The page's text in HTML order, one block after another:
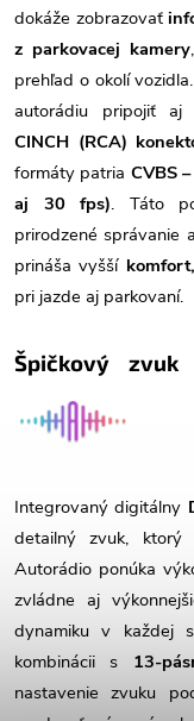
dokáže zobrazovať
z parkovacej kamery
prehľad o okolí
autorádiu pripojiť aj
CINCH (RCA)
formáty patria CVBS
aj 30 fps). Táto
prirodzené správanie
prináša vyšší
pri jazde aj parkovaní.
Špičkový zvuk
Integrovaný digitálny
detailný zvuk, ktorý
Autorádio ponúka
zvládne aj
dynamiku v každej
kombinácii s 13-
nastavenie zvuku